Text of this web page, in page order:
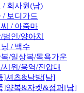
/ 회사원(남)
/ 보디가드
/ 아줌마
범인/양아치
/ 백수
/일상복/목욕가운
시위/용역/진압대
]셔츠&남방[남]
]양복&자켓&점퍼[남]